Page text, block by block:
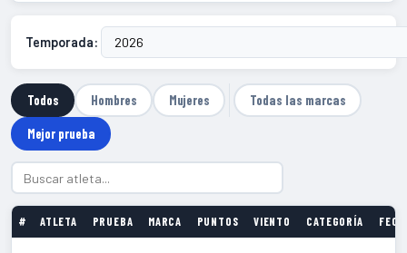
Temporada:
Todos Hombres Mujeres Todas las marcas
Mejor prueba
# ATLETA PRUEBA MARCA PUNTOS VIENTO CATEGORÍA